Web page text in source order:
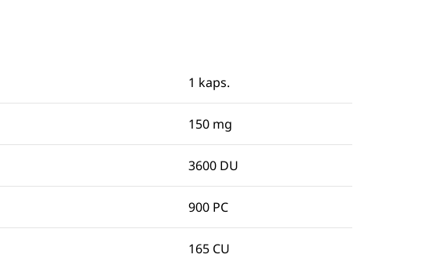
1 kaps.
150 mg
3600 DU
900 PC
165 CU